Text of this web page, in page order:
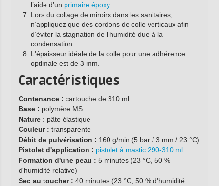
l’aide d’un primaire époxy.
Lors du collage de miroirs dans les sanitaires,
n’appliquez que des cordons de colle verticaux afin
d’éviter la stagnation de l’humidité due à la
condensation.
L'épaisseur idéale de la colle pour une adhérence
optimale est de 3 mm.
Caractéristiques
Contenance : cartouche de 310 ml
Base : polymère MS
Nature : pâte élastique
Couleur : transparente
Débit de pulvérisation : 160 g/min (5 bar / 3 mm / 23 °C)
Pistolet d'application : pistolet à mastic 290-310 ml
Formation d'une peau : 5 minutes (23 °C, 50 %
d'humidité relative)
Sec au toucher : 40 minutes (23 °C, 50 % d'humidité